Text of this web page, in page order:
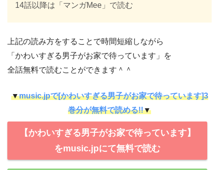
14話以降は「マンガMee」で読む
上記の読み方をすることで時間短縮しながら
「かわいすぎる男子がお家で待っています」を
全話無料で読むことができます＾＾
▼music.jpで[かわいすぎる男子がお家で待っています]3
巻分が無料で読める!!▼
【かわいすぎる男子がお家で待っています】
をmusic.jpにて無料で読む